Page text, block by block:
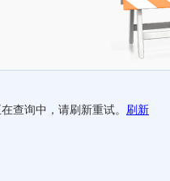
查询中，请刷新重试。 刷新